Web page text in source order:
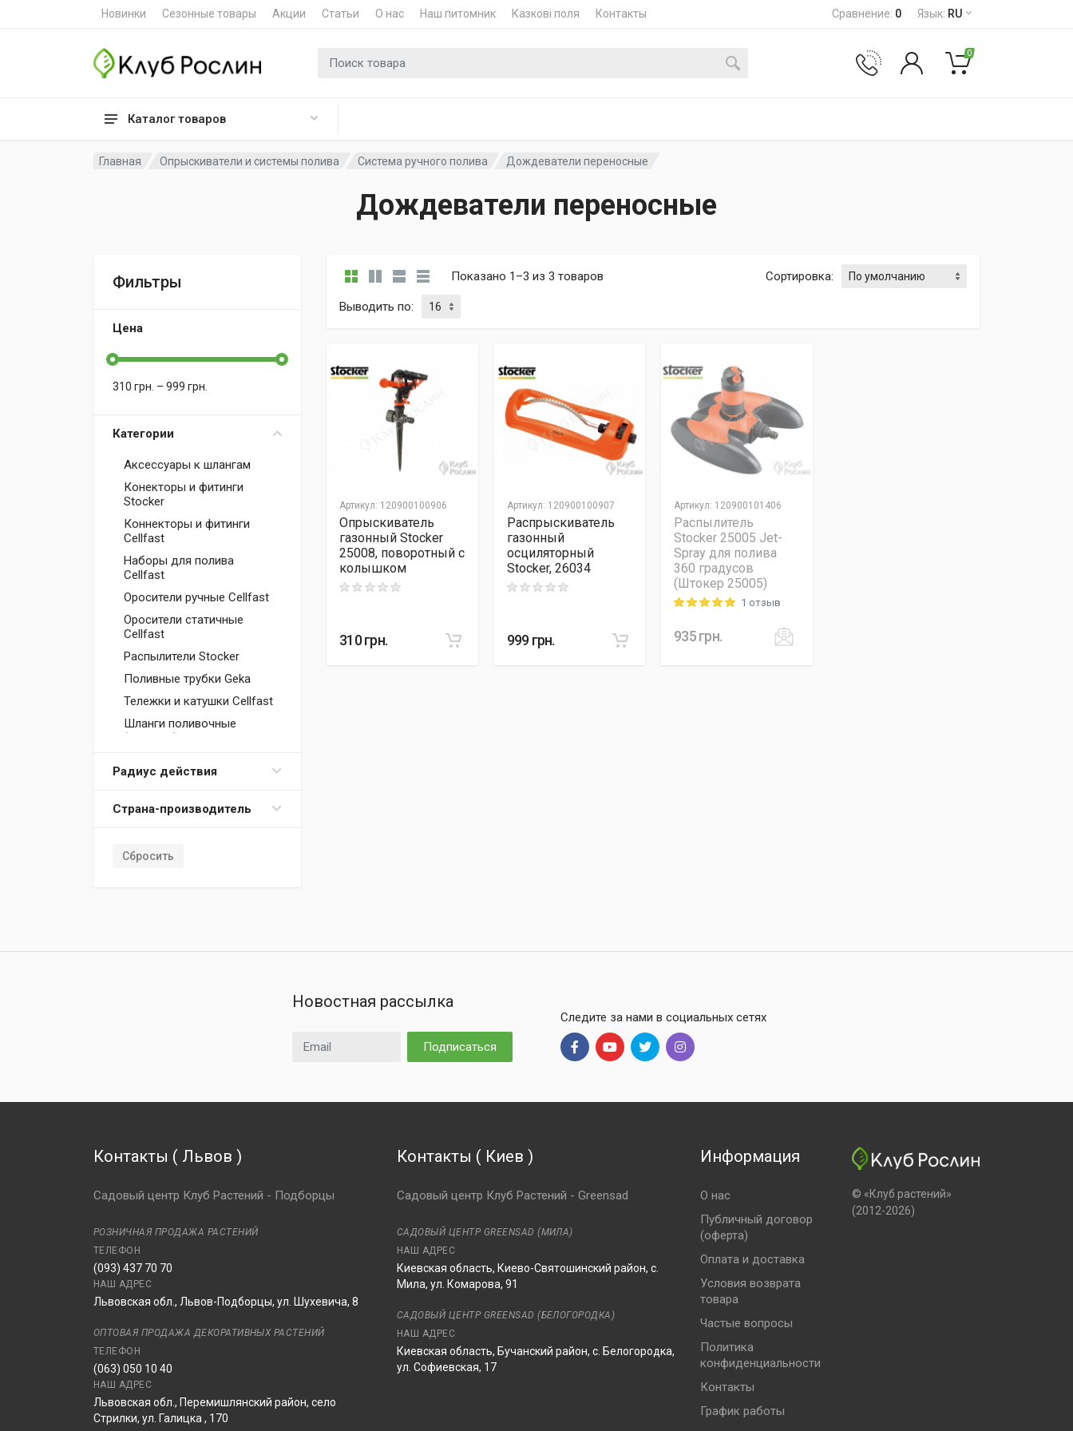
Новинки Сезонные товары Акции Статьи О нас Наш питомник Казкові поля Контакты Сравнение: 0 Язык: RU
Каталог товаров
Поиск для 0
Главная Опрыскиватели и системы полива Система ручного полива Дождеватели переносные
Дождеватели переносные
Фильтры
Цена
310 грн. – 999 грн.
Категории
Аксессуары к шлангам
Конекторы и фитинги
Stocker
Коннекторы и фитинги
Cellfast
Наборы для полива
Cellfast
Оросители ручные Cellfast
Оросители статичные
Cellfast
Распылители Stocker
Поливные трубки Geka
Тележки и катушки Cellfast
Шланги поливочные
(катушки) Cellfast
Cellfast
(Италия)
Шланги поливочные
Радиус действия
Страна-производитель
Сбросить
Показано 1–3 из 3 товаров Сортировка:
Выводить по:
Артикул: 120900100906
Опрыскиватель
газонный Stocker
25008, поворотный с
колышком
Rating: 0 out of 5
310грн.
Артикул: 120900100907
Распрыскиватель
газонный
осциляторный
Stocker, 26034
Rating: 0 out of 5
999 грн.
Артикул: 120900101406
Распылитель
Stocker 25005 Jet-
Spray для полива
360 градусов
(Штокер 25005)
Rating: 5 out of 51 отзыв
935грн.
Новостная рассылка
Email адрес Подписаться
Следите за нами в социальных сетях
Контакты ( Львов )
Садовый центр Клуб Растений - Подборцы
РОЗНИЧНАЯ ПРОДАЖА РАСТЕНИЙ
ТЕЛЕФОН
(093) 437 70 70
НАШ АДРЕС
Львовская обл., Львов-Подборцы, ул. Шухевича, 8
ОПТОВАЯ ПРОДАЖА ДЕКОРАТИВНЫХ РАСТЕНИЙ
ТЕЛЕФОН
(063) 050 10 40
НАШ АДРЕС
Львовская обл., Перемишлянский район, село
Стрилки, ул. Галицка , 170
Контакты ( Киев )
Садовый центр Клуб Растений - Greensad
САДОВЫЙ ЦЕНТР GREENSAD (МИЛА)
НАШ АДРЕС
Киевская область, Киево-Святошинский район, с.
Мила, ул. Комарова, 91
САДОВЫЙ ЦЕНТР GREENSAD (БЕЛОГОРОДКА)
НАШ АДРЕС
Киевская область, Бучанский район, с. Белогородка,
ул. Софиевская, 17
Информация
О нас
Публичный договор
(оферта)
Оплата и доставка
Условия возврата
товара
Частые вопросы
Политика
конфиденциальности
Контакты
График работы
© «Клуб растений»
(2012-2026)